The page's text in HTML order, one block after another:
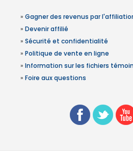
» Gagner des revenus par
» Devenir affilié
» Sécurité et confidentialité
» Politique de vente en ligne
» Information sur les fichiers
» Foire aux questions